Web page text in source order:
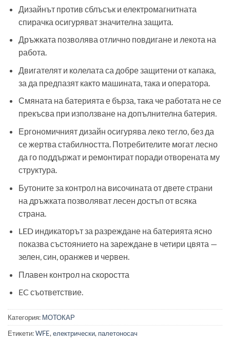
Дизайнът против сблъсък и електромагнитната
спирачка осигуряват значителна защита.
Дръжката позволява отлично повдигане и лекота на
работа.
Двигателят и колелата са добре защитени от капака,
за да предпазят както машината, така и оператора.
Смяната на батерията е бърза, така че работата не се
прекъсва при използване на допълнителна батерия.
Ергономичният дизайн осигурява леко тегло, без да
се жертва стабилността. Потребителите могат лесно
да го поддържат и ремонтират поради отворената му
структура.
Бутоните за контрол на височината от двете страни
на дръжката позволяват лесен достъп от всяка
страна.
LED индикаторът за разреждане на батерията ясно
показва състоянието на зареждане в четири цвята —
зелен, син, оранжев и червен.
Плавен контрол на скоростта
EC съответствие.
Категория: МОТОКАР
Етикети:WFE, електрически, палетоносач